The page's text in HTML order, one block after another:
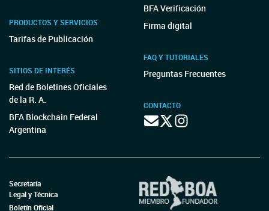
PRODUCTOS Y SERVICIOS
Tarifas de Publicación
SITIOS DE INTERÉS
Red de Boletines Oficiales
de la R. A.
BFA Blockchain Federal
Argentina
BFA Verificación
Firma digital
FAQ Y TUTORIALES
Preguntas Frecuentes
CONTACTO
Secretaría
Legal y Técnica
Boletín Oficial